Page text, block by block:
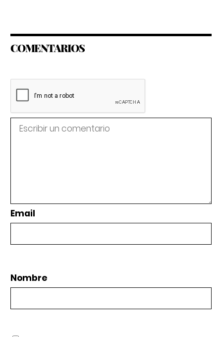
COMENTARIOS
Email
Nombre